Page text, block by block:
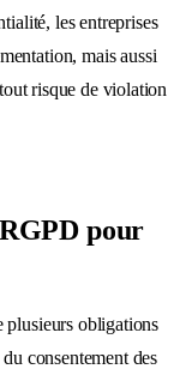
les entreprises
mais aussi
risque de violation
pour
plusieurs obligations
consentement des